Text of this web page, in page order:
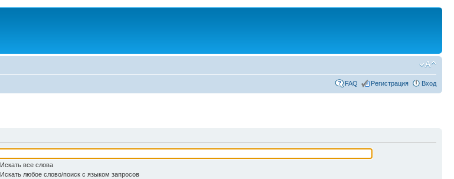
FAQ Регистрация Вход
Искать все слова
Искать любое слово/поиск с языком запросов